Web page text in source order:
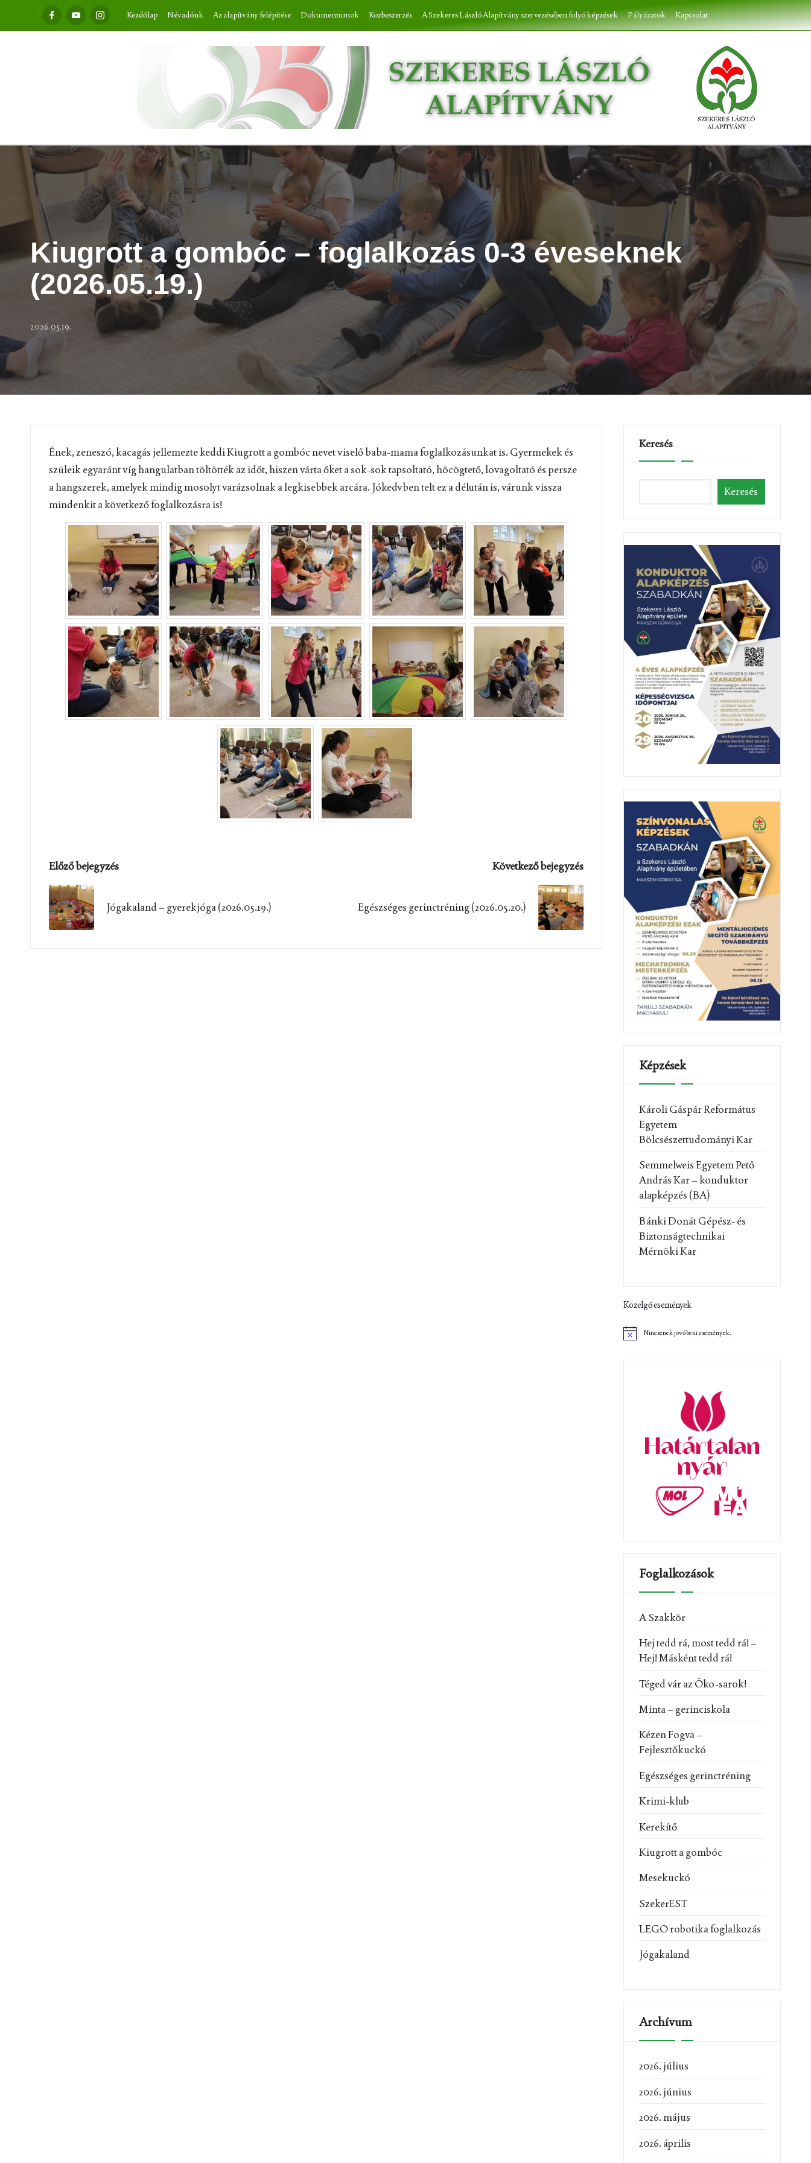
FacebookYoutube Instagram Kezdőlap Névadónk Az alapítvány felépítése Dokumentumok Közbeszerzés A Szekeres László Alapítvány szervezésében folyó képzések Pályázatok Kapcsolat
Kiugrott a gombóc – foglalkozás 0-3 éveseknek
(2026.05.19.)
2026.05.19.
Ének, zeneszó, kacagás jellemezte keddi Kiugrott a gombóc nevet viselő baba-mama foglalkozásunkat is. Gyermekek és
szüleik egyaránt víg hangulatban töltötték az időt, hiszen várta őket a sok-sok tapsoltató, höcögtető, lovagoltató és persze
a hangszerek, amelyek mindig mosolyt varázsolnak a legkisebbek arcára. Jókedvben telt ez a délután is, várunk vissza
mindenkit a következő foglalkozásra is!
Post
navigation
Előző bejegyzés
Jógakaland – gyerekjóga (2026.05.19.)
Következő bejegyzés
Egészséges gerinctréning (2026.05.20.)
Keresés
Keresés
Képzések
Károli Gáspár Református
Egyetem
Bölcsészettudományi Kar
Semmelweis Egyetem Pető
András Kar – konduktor
alapképzés (BA)
Bánki Donát Gépész- és
Biztonságtechnikai
Mérnöki Kar
Közelgő események
Nincsenek jövőbeni események.
Foglalkozások
A Szakkör
Hej tedd rá, most tedd rá! –
Hej! Másként tedd rá!
Téged vár az Öko-sarok!
Minta – gerinciskola
Kézen Fogva –
Fejlesztőkuckó
Egészséges gerinctréning
Krimi-klub
Kerekítő
Kiugrott a gombóc
Mesekuckó
SzekerEST
LEGO robotika foglalkozás
Jógakaland
Archívum
2026. július
2026. június
2026. május
2026. április